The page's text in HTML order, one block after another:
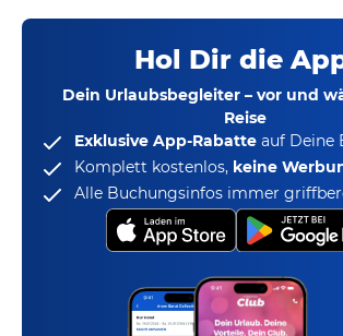
Hol Dir die
Dein Urlaubsbegleiter – vor und
Reise
Exklusive App-Rabatte auf Deine
Komplett kostenlos, keine
Alle Buchungsinfos immer